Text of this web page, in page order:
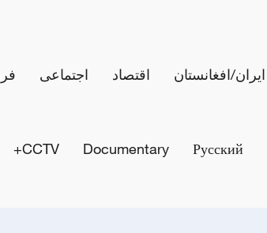
ایران/افغانستان اقتصاد اجتماعی
Русский
Documentary
CCTV+